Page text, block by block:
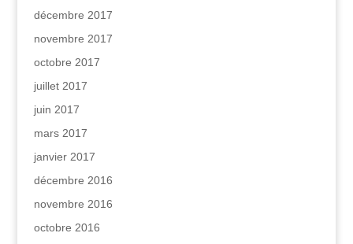
décembre 2017
novembre 2017
octobre 2017
juillet 2017
juin 2017
mars 2017
janvier 2017
décembre 2016
novembre 2016
octobre 2016